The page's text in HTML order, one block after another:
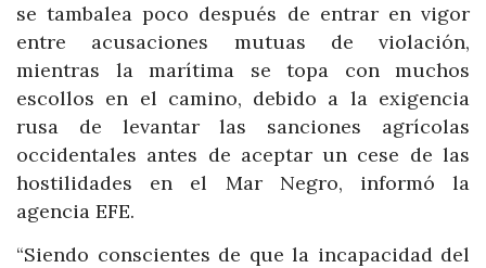
se tambalea poco después de entrar en vigor
entre acusaciones mutuas de violación,
mientras la marítima se topa con muchos
escollos en el camino, debido a la exigencia
rusa de levantar las sanciones agrícolas
occidentales antes de aceptar un cese de las
hostilidades en el Mar Negro, informó la
agencia EFE.
“Siendo conscientes de que la incapacidad del